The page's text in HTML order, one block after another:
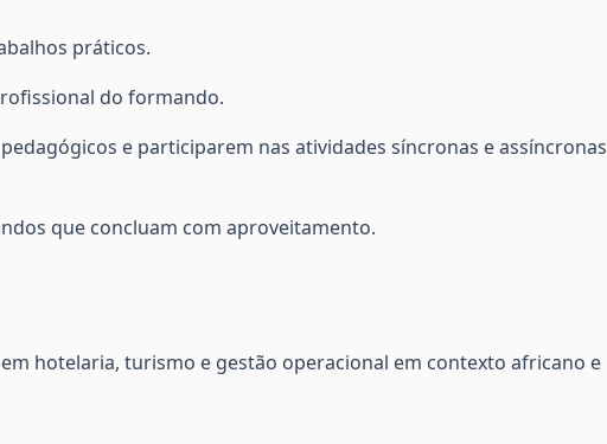
práticos.
do formando.
e participarem nas atividades síncronas e assíncronas
que concluam com aproveitamento.
hotelaria, turismo e gestão operacional em contexto africano e